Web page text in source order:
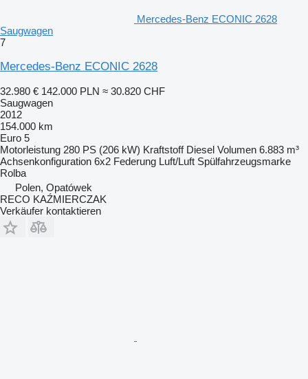
Mercedes-Benz ECONIC 2628
Saugwagen
7
Mercedes-Benz ECONIC 2628
32.980 € 142.000 PLN ≈ 30.820 CHF
Saugwagen
2012
154.000 km
Euro 5
Motorleistung 280 PS (206 kW) Kraftstoff Diesel Volumen 6.883 m³
Achsenkonfiguration 6x2 Federung Luft/Luft Spülfahrzeugsmarke
Rolba
Polen, Opatówek
RECO KAŹMIERCZAK
Verkäufer kontaktieren